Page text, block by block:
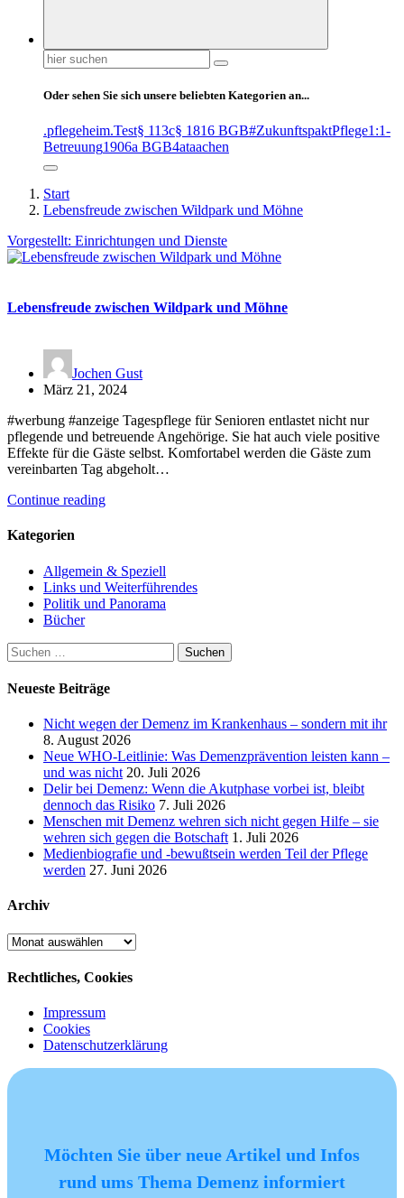
Suchen
nach:
Oder sehen Sie sich unsere beliebten Kategorien an...
.pflegeheim.Test§ 113c§ 1816 BGB#ZukunftspaktPflege1:1-
Betreuung1906a BGB4ataachen
Start
Lebensfreude zwischen Wildpark und Möhne
Vorgestellt: Einrichtungen und Dienste
Lebensfreude zwischen Wildpark und Möhne
Jochen Gust
März 21, 2024
#werbung #anzeige Tagespflege für Senioren entlastet nicht nur
pflegende und betreuende Angehörige. Sie hat auch viele positive
Effekte für die Gäste selbst. Komfortabel werden die Gäste zum
vereinbarten Tag abgeholt…
Continue reading
Kategorien
Allgemein & Speziell
Links und Weiterführendes
Politik und Panorama
Bücher
Suchen
nach:
Neueste Beiträge
Nicht wegen der Demenz im Krankenhaus – sondern mit ihr
8. August 2026
Neue WHO-Leitlinie: Was Demenzprävention leisten kann –
und was nicht 20. Juli 2026
Delir bei Demenz: Wenn die Akutphase vorbei ist, bleibt
dennoch das Risiko 7. Juli 2026
Menschen mit Demenz wehren sich nicht gegen Hilfe – sie
wehren sich gegen die Botschaft 1. Juli 2026
Medienbiografie und -bewußtsein werden Teil der Pflege
werden 27. Juni 2026
Archiv
Archiv
Rechtliches, Cookies
Impressum
Cookies
Datenschutzerklärung
Möchten Sie über neue Artikel und Infos
rund ums Thema Demenz informiert